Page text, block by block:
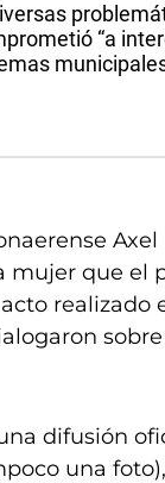
“a
Axel
mujer que el
realizado
difusión
una